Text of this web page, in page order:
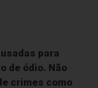
para
de ódio. Não
crimes como